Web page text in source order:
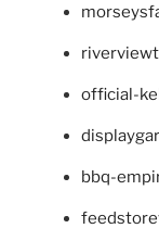
official-
bbq-